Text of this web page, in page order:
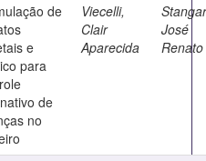
de
e
para
de
no
Viecelli,
Clair
Aparecida
José
Renato